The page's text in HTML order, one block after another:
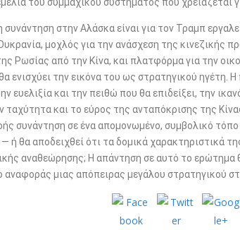
συνάντηση στην Αλάσκα είναι για τον Τραμπ
μοχλός για την ανάσχεση της κινεζικής
Ρωσίας από την Κίνα, και πλατφόρμα για την
ενισχύει την εικόνα του ως στρατηγικού ηγέτη.
ευελιξία και την πειθώ που θα επιδείξει, την
ταχύτητα και το εύρος της ανταπόκρισης της
συνάντηση σε ένα απομονωμένο, συμβολικό
ή θα αποδειχθεί ότι τα δομικά χαρακτηριστικά
αναθεώρησης; Η απάντηση σε αυτό το ερώτημα
αναφοράς μιας απόπειρας μεγάλου στρατηγικού